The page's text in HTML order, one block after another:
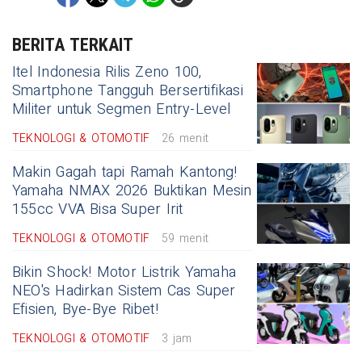
BERITA TERKAIT
Itel Indonesia Rilis Zeno 100,
Smartphone Tangguh Bersertifikasi
Militer untuk Segmen Entry-Level
TEKNOLOGI & OTOMOTIF 26 menit
Makin Gagah tapi Ramah Kantong!
Yamaha NMAX 2026 Buktikan Mesin
155cc VVA Bisa Super Irit
TEKNOLOGI & OTOMOTIF 59 menit
Bikin Shock! Motor Listrik Yamaha
NEO's Hadirkan Sistem Cas Super
Efisien, Bye-Bye Ribet!
TEKNOLOGI & OTOMOTIF 3 jam